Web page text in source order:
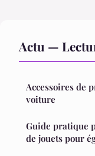
Actu —
Accessoires de
voiture
Guide pratique
de jouets pour